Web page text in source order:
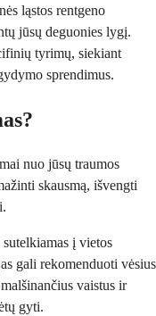
ląstos rentgeno
jūsų deguonies lygį.
tyrimų, siekiant
sprendimus.
nuo jūsų traumos
skausmą, išvengti
į vietos
gali rekomenduoti vėsius
vaistus ir
gyti.